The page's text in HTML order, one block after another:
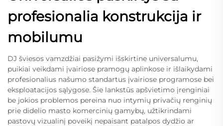
profesionalia konstrukcija ir
mobilumu
DJ šviesos vamzdžiai pasižymi išskirtine universalumu,
puikiai veikdami įvairiose pramogų aplinkose ir išlaikydami
profesionalius našumo standartus įvairiose programose bei
eksploatacijos sąlygose. Šie lankstūs apšvietimo įrenginiai
be jokios problemos pereina nuo intymių privačių renginių
prie didelio masto komercinių gamybų, užtikrindami
pastovų vizualinį poveikį nepaisant patalpos dydžio ar